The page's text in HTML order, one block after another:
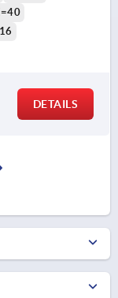
DETAILS